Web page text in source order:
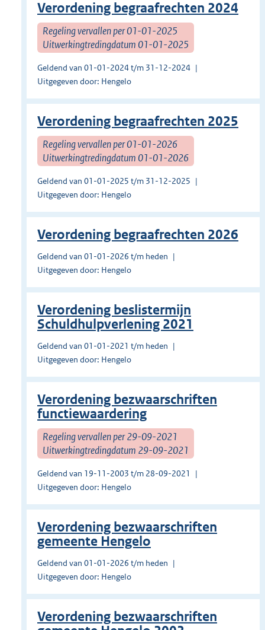
Verordening begraafrechten 2024
Regeling vervallen per 01-01-2025
Uitwerkingtredingdatum 01-01-2025
Geldend van 01-01-2024 t/m 31-12-2024
Uitgegeven door: Hengelo
Verordening begraafrechten 2025
Regeling vervallen per 01-01-2026
Uitwerkingtredingdatum 01-01-2026
Geldend van 01-01-2025 t/m 31-12-2025
Uitgegeven door: Hengelo
Verordening begraafrechten 2026
Geldend van 01-01-2026 t/m heden
Uitgegeven door: Hengelo
Verordening beslistermijn
Schuldhulpverlening 2021
Geldend van 01-01-2021 t/m heden
Uitgegeven door: Hengelo
Verordening bezwaarschriften
functiewaardering
Regeling vervallen per 29-09-2021
Uitwerkingtredingdatum 29-09-2021
Geldend van 19-11-2003 t/m 28-09-2021
Uitgegeven door: Hengelo
Verordening bezwaarschriften
gemeente Hengelo
Geldend van 01-01-2026 t/m heden
Uitgegeven door: Hengelo
Verordening bezwaarschriften